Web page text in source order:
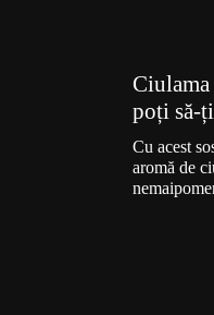
poți să-
Cu acest
aromă de